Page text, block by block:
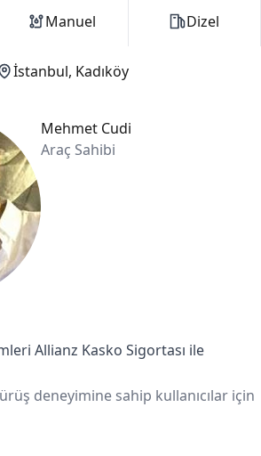
Manuel Dizel
İstanbul, Kadıköy
Mehmet Cudi
Araç Sahibi
Allianz Kasko Sigortası ile
deneyimine sahip kullanıcılar için